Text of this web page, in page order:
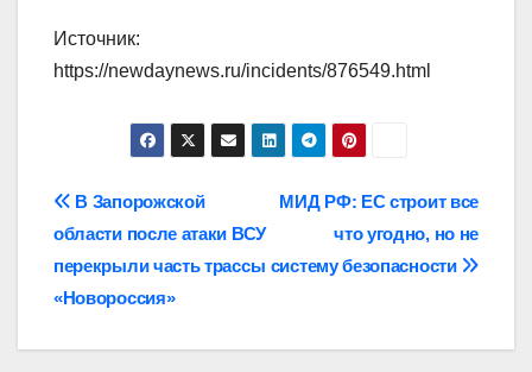
Источник:
https://newdaynews.ru/incidents/876549.html
Навигация
по
записям
МИД РФ: ЕС строит все
что угодно, но не
систему безопасности
В Запорожской
области после атаки ВСУ
перекрыли часть трассы
«Новороссия»